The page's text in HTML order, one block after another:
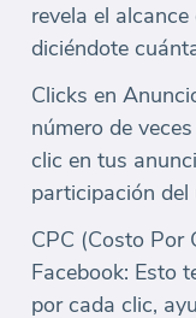
revela el
diciéndote
Clicks en
número de
clic en tus
participación del
CPC (Costo Por
Facebook: Esto
por cada clic,